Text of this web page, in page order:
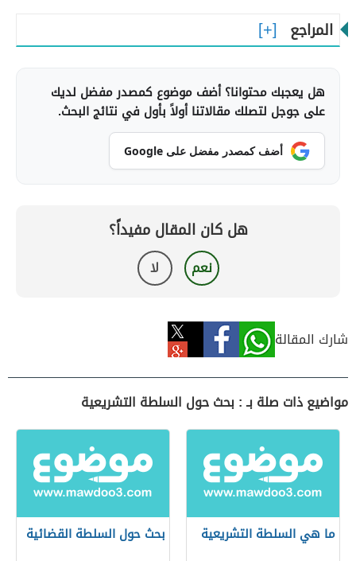
المراجع
هل يعجبك محتوانا؟ أضف موضوع كمصدر مفضل لديك
على جوجل لتصلك مقالاتنا أولاً بأول في نتائج البحث.
أضف كمصدر مفضل على Google
هل كان المقال مفيداً؟
نعم لا
شارك المقالة
مواضيع ذات صلة بـ : بحث حول السلطة التشريعية
ما هي السلطة التشريعية بحث حول السلطة القضائية